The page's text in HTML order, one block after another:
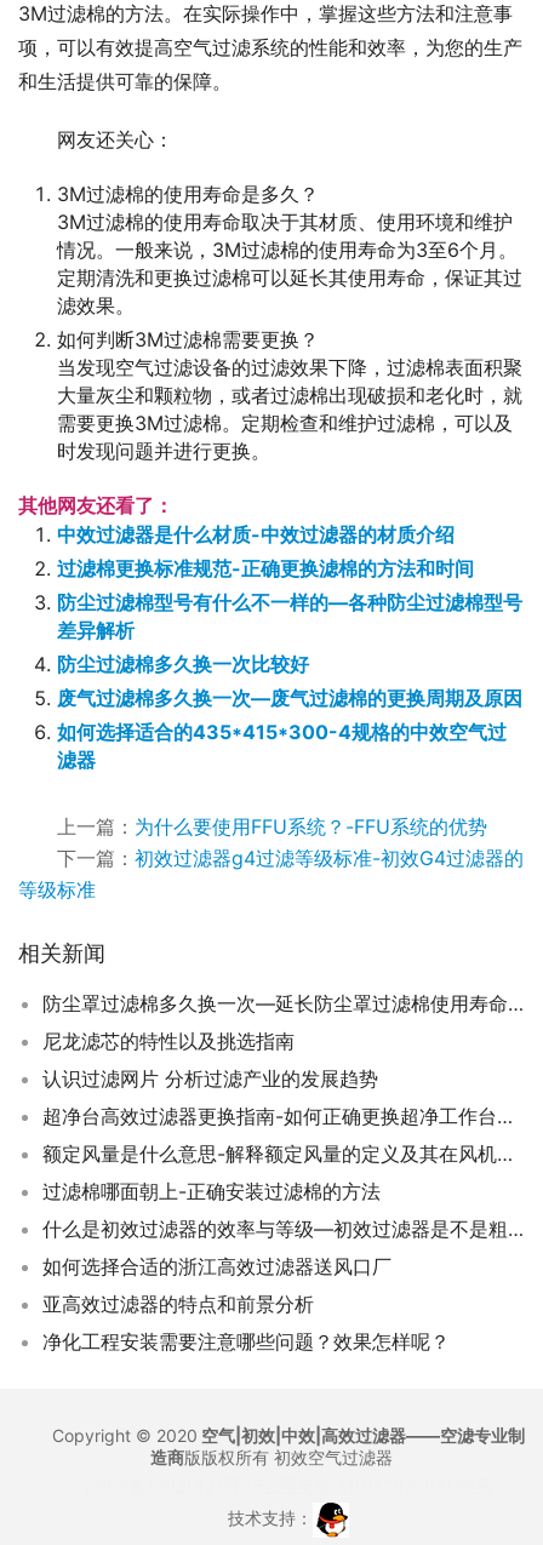
3M过滤棉的方法。在实际操作中，掌握这些方法和注意事
项，可以有效提高空气过滤系统的性能和效率，为您的生产
和生活提供可靠的保障。
网友还关心：
3M过滤棉的使用寿命是多久？
3M过滤棉的使用寿命取决于其材质、使用环境和维护
情况。一般来说，3M过滤棉的使用寿命为3至6个月。
定期清洗和更换过滤棉可以延长其使用寿命，保证其过
滤效果。
如何判断3M过滤棉需要更换？
当发现空气过滤设备的过滤效果下降，过滤棉表面积聚
大量灰尘和颗粒物，或者过滤棉出现破损和老化时，就
需要更换3M过滤棉。定期检查和维护过滤棉，可以及
时发现问题并进行更换。
其他网友还看了：
中效过滤器是什么材质-中效过滤器的材质介绍
过滤棉更换标准规范-正确更换滤棉的方法和时间
防尘过滤棉型号有什么不一样的—各种防尘过滤棉型号
差异解析
防尘过滤棉多久换一次比较好
废气过滤棉多久换一次—废气过滤棉的更换周期及原因
如何选择适合的435*415*300-4规格的中效空气过
滤器
上一篇： 为什么要使用FFU系统？-FFU系统的优势
下一篇： 初效过滤器g4过滤等级标准-初效G4过滤器的
等级标准
相关新闻
防尘罩过滤棉多久换一次—延长防尘罩过滤棉使用寿命的小技巧！
尼龙滤芯的特性以及挑选指南
认识过滤网片 分析过滤产业的发展趋势
超净台高效过滤器更换指南-如何正确更换超净工作台的过滤网
额定风量是什么意思-解释额定风量的定义及其在风机与过滤系统中的重要性
过滤棉哪面朝上-正确安装过滤棉的方法
什么是初效过滤器的效率与等级—初效过滤器是不是粗效过滤器
如何选择合适的浙江高效过滤器送风口厂
亚高效过滤器的特点和前景分析
净化工程安装需要注意哪些问题？效果怎样呢？
Copyright © 2020 空气|初效|中效|高效过滤器——空滤专业制
造商版版权所有 初效空气过滤器
技术支持：